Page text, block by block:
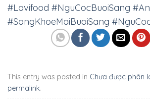
#Lovifood #NguCocBuoiSang
#SongKhoeMoiBuoiSang
This entry was posted in Chưa được phân
permalink.